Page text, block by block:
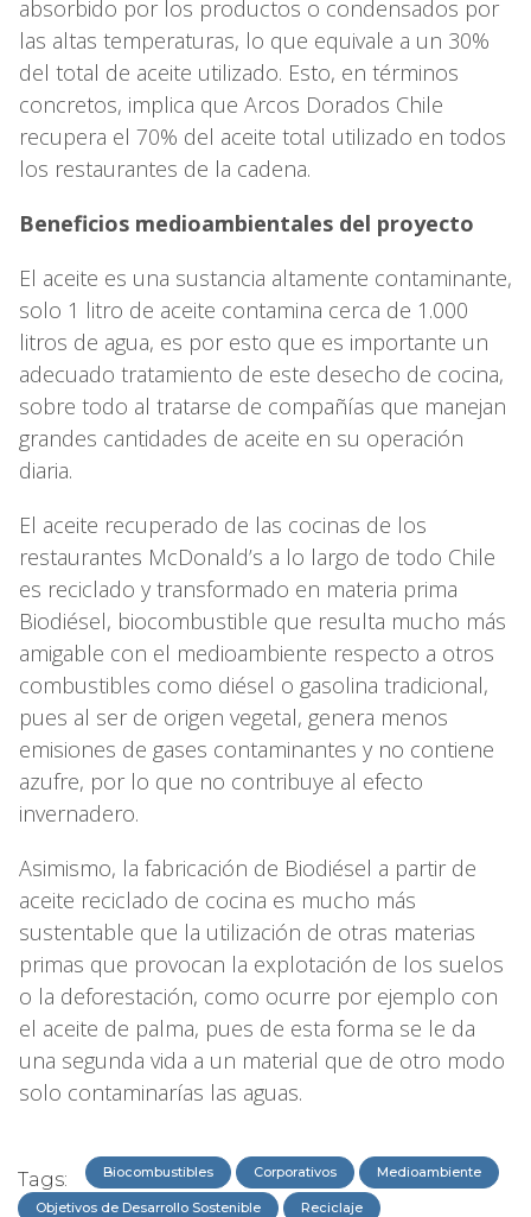
absorbido por los productos o condensados por
las altas temperaturas, lo que equivale a un 30%
del total de aceite utilizado. Esto, en términos
concretos, implica que Arcos Dorados Chile
recupera el 70% del aceite total utilizado en todos
los restaurantes de la cadena.
Beneficios medioambientales del proyecto
El aceite es una sustancia altamente contaminante,
solo 1 litro de aceite contamina cerca de 1.000
litros de agua, es por esto que es importante un
adecuado tratamiento de este desecho de cocina,
sobre todo al tratarse de compañías que manejan
grandes cantidades de aceite en su operación
diaria.
El aceite recuperado de las cocinas de los
restaurantes McDonald’s a lo largo de todo Chile
es reciclado y transformado en materia prima
Biodiésel, biocombustible que resulta mucho más
amigable con el medioambiente respecto a otros
combustibles como diésel o gasolina tradicional,
pues al ser de origen vegetal, genera menos
emisiones de gases contaminantes y no contiene
azufre, por lo que no contribuye al efecto
invernadero.
Asimismo, la fabricación de Biodiésel a partir de
aceite reciclado de cocina es mucho más
sustentable que la utilización de otras materias
primas que provocan la explotación de los suelos
o la deforestación, como ocurre por ejemplo con
el aceite de palma, pues de esta forma se le da
una segunda vida a un material que de otro modo
solo contaminarías las aguas.
Tags: Biocombustibles Corporativos Medioambiente
Objetivos de Desarrollo Sostenible Reciclaje